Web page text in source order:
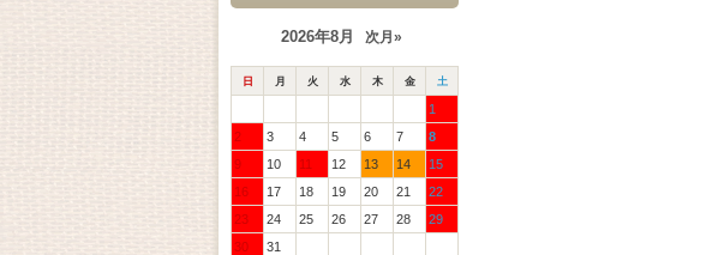
2026年8月 次月»
日 月 火 水 木 金 土
1
2
3 4 5 6 7
8
9
10 11 12 13 14
15
16
17 18 19 20 21
22
23
24 25 26 27 28
29
30
31